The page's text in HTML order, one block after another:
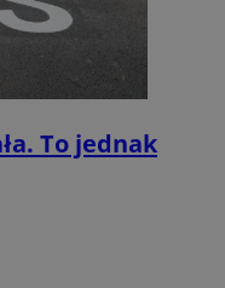
To jednak